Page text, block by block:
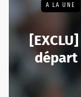
A LA UNE
départ